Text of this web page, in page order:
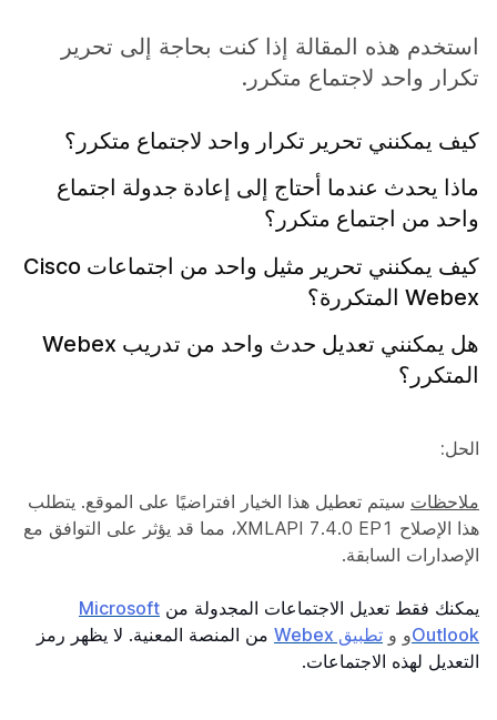
استخدم هذه المقالة إذا كنت بحاجة إلى تحرير
تكرار واحد لاجتماع متكرر.
كيف يمكنني تحرير تكرار واحد لاجتماع متكرر؟
ماذا يحدث عندما أحتاج إلى إعادة جدولة اجتماع
واحد من اجتماع متكرر؟
كيف يمكنني تحرير مثيل واحد من اجتماعات Cisco
Webex المتكررة؟
هل يمكنني تعديل حدث واحد من تدريب Webex
المتكرر؟
الحل:
ملاحظات سيتم تعطيل هذا الخيار افتراضيًا على الموقع. يتطلب
هذا الإصلاح XMLAPI 7.4.0 EP1، مما قد يؤثر على التوافق مع
الإصدارات السابقة.
يمكنك فقط تعديل الاجتماعات المجدولة من Microsoft
Outlookو و تطبيق Webex
من المنصة المعنية. لا يظهر رمز
التعديل لهذه الاجتماعات.